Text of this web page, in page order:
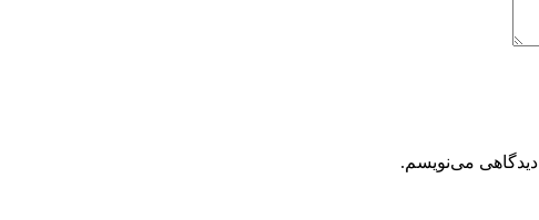
دیدگاهی می‌نویسم.